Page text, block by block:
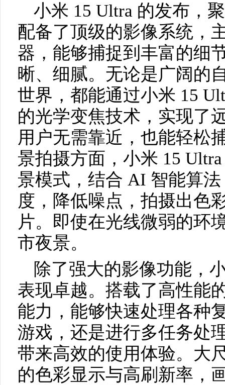
小米 15 Ultra 的发布，
配备了顶级的影像系统，
器，能够捕捉到丰富的细
晰、细腻。无论是广阔的
世界，都能通过小米 15
的光学变焦技术，实现了
用户无需靠近，也能轻松
景拍摄方面，小米 15
景模式，结合 AI 智能算
度，降低噪点，拍摄出色
片。即使在光线微弱的环
市夜景。
除了强大的影像功能，
表现卓越。搭载了高性能
能力，能够快速处理各种
游戏，还是进行多任务处
带来高效的使用体验。大
的色彩显示与高刷新率，